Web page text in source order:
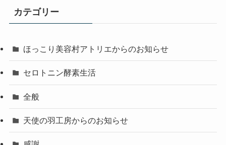
カテゴリー
ほっこり美容村アトリエからのお知らせ
セロトニン酵素生活
全般
天使の羽工房からのお知らせ